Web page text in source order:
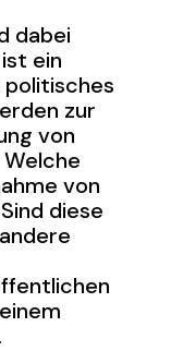
dabei
ein
politisches
zur
von
von
diese